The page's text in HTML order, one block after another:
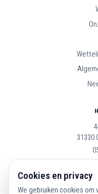
31330
Cookies en privacy
We gebruiken cookies om